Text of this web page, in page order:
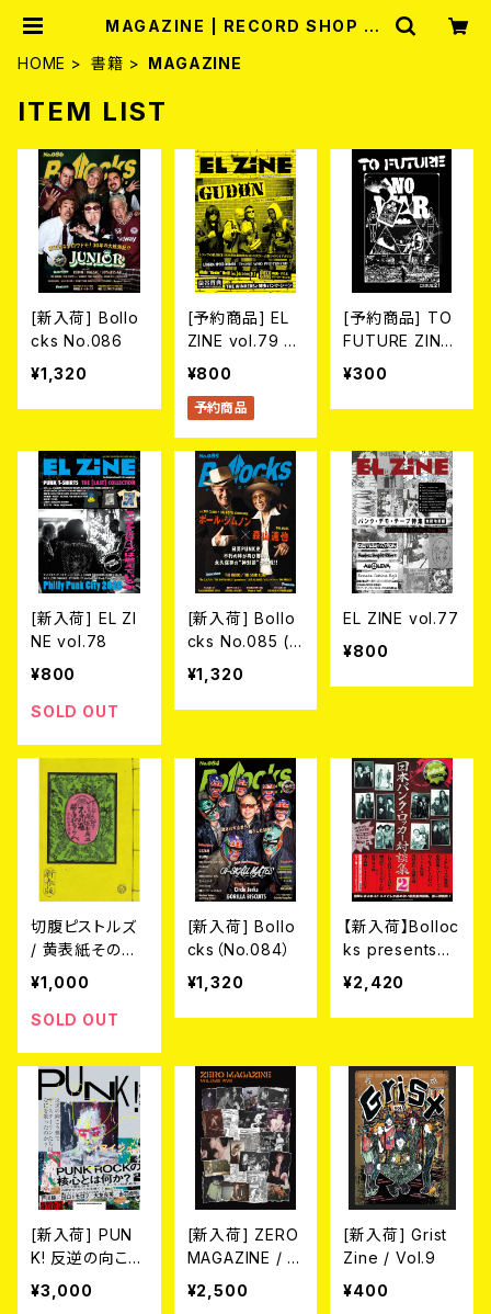
MAGAZINE | RECORD SHOP MI
HOME
書籍 MAGAZINE
ITEM LIST
[新入荷] Bollo
cks No.086
¥1,320
[予約商品] EL
ZINE vol.79 8
月25日発売予定
¥800
予約商品
[予約商品] TO
FUTURE ZINE
2026 issue 21
HATE!- (ZINE)
発売！
¥300
[新入荷] EL ZI
NE vol.78
¥800
SOLD OUT
[新入荷] Bollo
cks No.085 (M
AGAZINE)
¥1,320
EL ZINE vol.77
¥800
切腹ピストルズ
/ 黄表紙その五
『不酒屋勝手口
ならべ』（ふざけ
やがってぐちなら
¥1,000
SOLD OUT
[新入荷] Bollo
cks（No.084）
¥1,320
【新入荷】Bolloc
ks presents
『日本パンク・ロ
ッカー対談集2』
¥2,420
[新入荷] PUN
K! 反逆の向こう
側で ザ・スター
リンたちはなに
¥3,000
[新入荷] ZERO
MAGAZINE / V
OLUME FIVE
(ZINE)
¥2,500
[新入荷] Grist
Zine / Vol.9
¥400